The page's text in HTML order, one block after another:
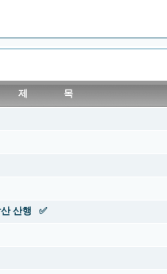
제 목
산 산행 ✅